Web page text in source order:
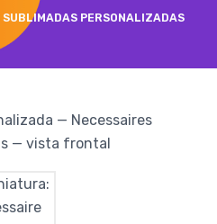
PERSONALIZADAS